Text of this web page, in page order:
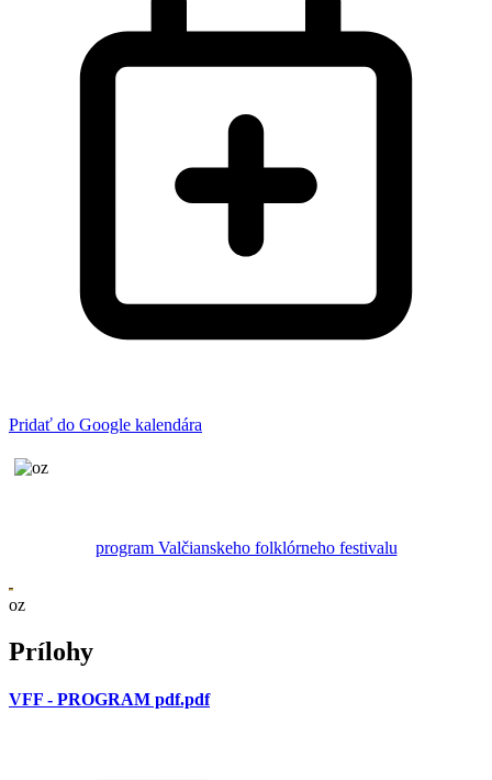
Pridať do Google kalendára
program Valčianskeho folklórneho festivalu
oz
Prílohy
VFF - PROGRAM pdf.pdf